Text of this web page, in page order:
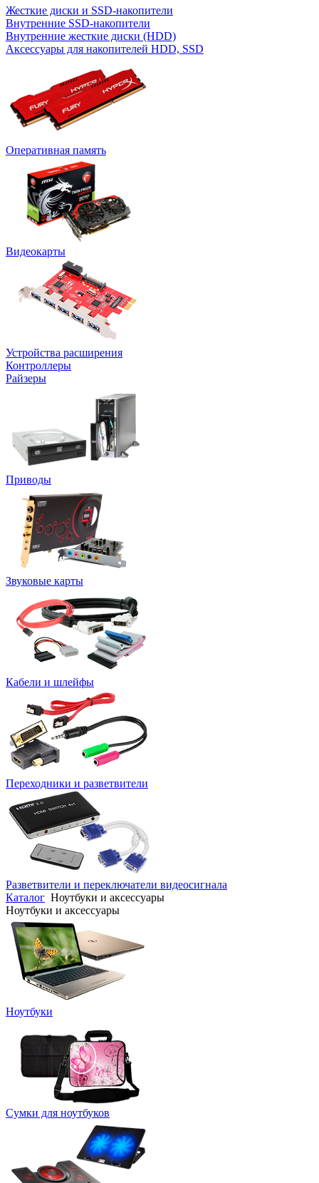
Жесткие диски и SSD-накопители
Внутренние SSD-накопители
Внутренние жесткие диски (HDD)
Аксессуары для накопителей HDD, SSD
Оперативная память
Видеокарты
Устройства расширения
Контроллеры
Райзеры
Приводы
Звуковые карты
Кабели и шлейфы
Переходники и разветвители
Разветвители и переключатели видеосигнала
Каталог Ноутбуки и аксессуары
Ноутбуки и аксессуары
Ноутбуки
Сумки для ноутбуков